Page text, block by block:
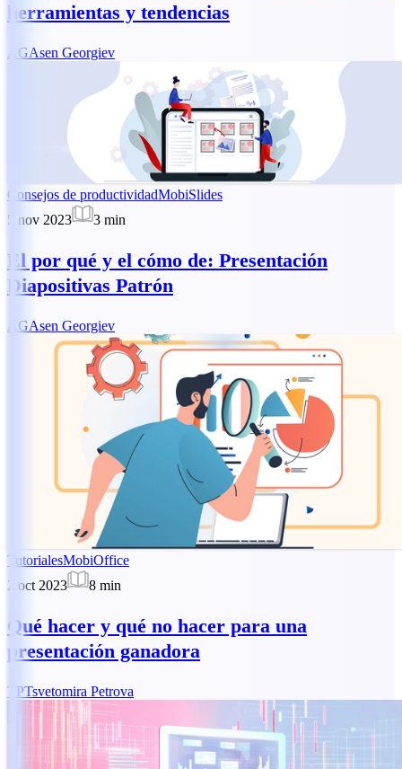
herramientas y tendencias
AGAsen Georgiev
Consejos de productividadMobiSlides
5 nov 2023
3 min
El por qué y el cómo de: Presentación
Diapositivas Patrón
AGAsen Georgiev
TutorialesMobiOffice
2 oct 2023
8 min
Qué hacer y qué no hacer para una
presentación ganadora
TPTsvetomira Petrova